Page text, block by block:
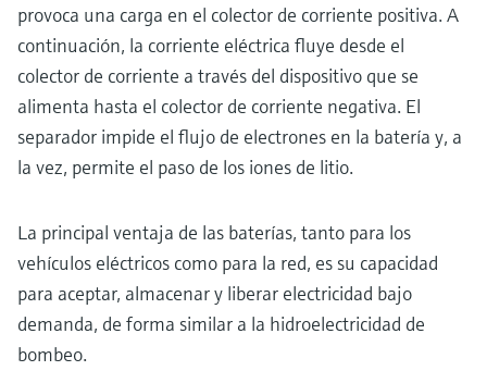
provoca una carga en el colector de corriente positiva. A
continuación, la corriente eléctrica fluye desde el
colector de corriente a través del dispositivo que se
alimenta hasta el colector de corriente negativa. El
separador impide el flujo de electrones en la batería y, a
la vez, permite el paso de los iones de litio.
La principal ventaja de las baterías, tanto para los
vehículos eléctricos como para la red, es su capacidad
para aceptar, almacenar y liberar electricidad bajo
demanda, de forma similar a la hidroelectricidad de
bombeo.